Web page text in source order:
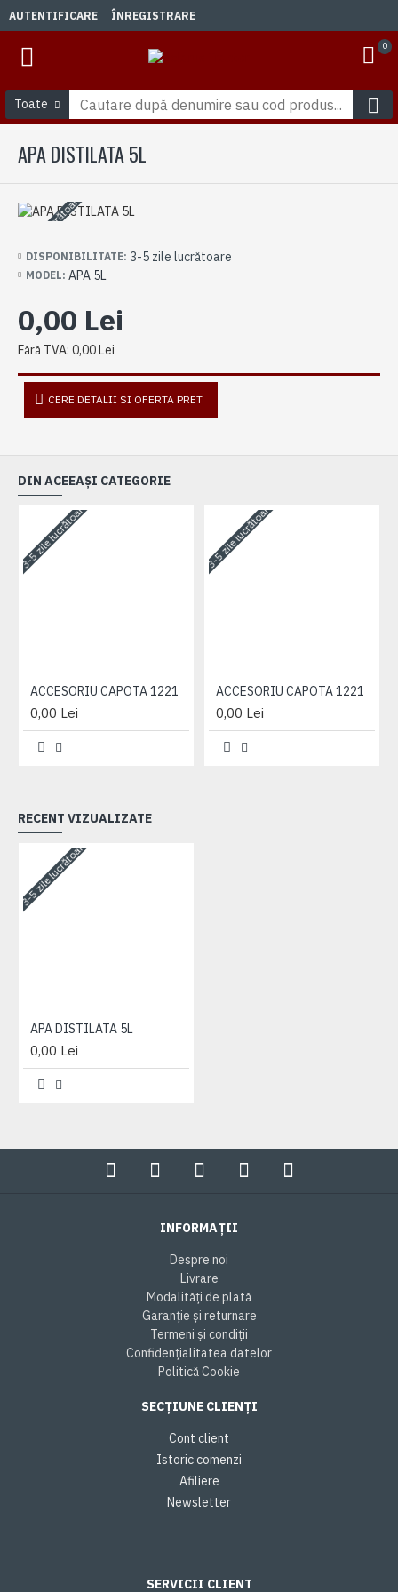
AUTENTIFICARE ÎNREGISTRARE
0
Toate
APA DISTILATA 5L
3-5 zile lucrătoare
DISPONIBILITATE: 3-5 zile lucrătoare
MODEL: APA 5L
0,00 Lei
Fără TVA: 0,00 Lei
CERE DETALII SI OFERTA PRET
DIN ACEEAȘI CATEGORIE
3-5 zile lucrătoare
ACCESORIU CAPOTA 1221
0,00 Lei
3-5 zile lucrătoare
ACCESORIU CAPOTA 1221
0,00 Lei
RECENT VIZUALIZATE
3-5 zile lucrătoare
APA DISTILATA 5L
0,00 Lei
INFORMAȚII
Despre noi
Livrare
Modalități de plată
Garanție și returnare
Termeni și condiții
Confidențialitatea datelor
Politică Cookie
SECȚIUNE CLIENȚI
Cont client
Istoric comenzi
Afiliere
Newsletter
SERVICII CLIENT